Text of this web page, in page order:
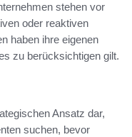
stehen vor
oder reaktiven
haben ihre eigenen
zu berücksichtigen gilt.
Ansatz dar,
suchen, bevor